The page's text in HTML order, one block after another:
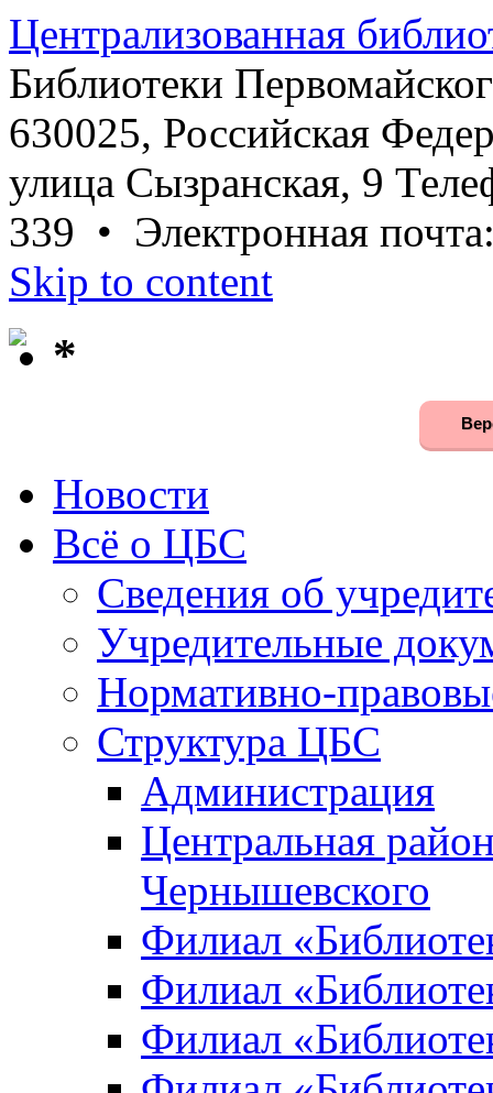
Централизованная
Библиотеки
630025, Российская
улица Сызранская, 9
339 • Электронная
Skip to content
*
Новости
Всё о ЦБС
Сведения об
Учредительные
Нормативно-
Структура ЦБС
Администрация
Центральная
Чернышевского
Филиал
Филиал
Филиал